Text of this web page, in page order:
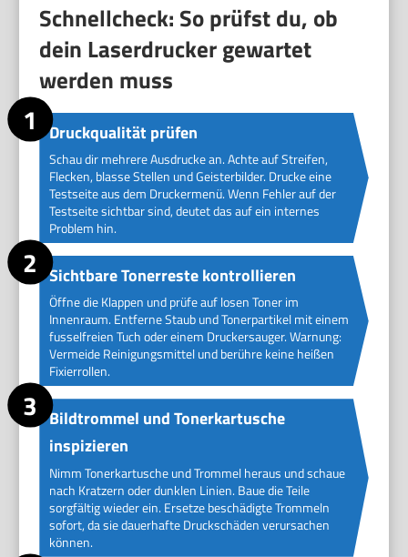
Schnellcheck: So prüfst du, ob
dein Laserdrucker gewartet
werden muss
Druckqualität prüfen
Schau dir mehrere Ausdrucke an. Achte auf Streifen,
Flecken, blasse Stellen und Geisterbilder. Drucke eine
Testseite aus dem Druckermenü. Wenn Fehler auf der
Testseite sichtbar sind, deutet das auf ein internes
Problem hin.
Sichtbare Tonerreste kontrollieren
Öffne die Klappen und prüfe auf losen Toner im
Innenraum. Entferne Staub und Tonerpartikel mit einem
fusselfreien Tuch oder einem Druckersauger. Warnung:
Vermeide Reinigungsmittel und berühre keine heißen
Fixierrollen.
Bildtrommel und Tonerkartusche
inspizieren
Nimm Tonerkartusche und Trommel heraus und schaue
nach Kratzern oder dunklen Linien. Baue die Teile
sorgfältig wieder ein. Ersetze beschädigte Trommeln
sofort, da sie dauerhafte Druckschäden verursachen
können.